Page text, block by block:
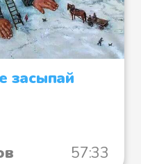
засыпай
57:33